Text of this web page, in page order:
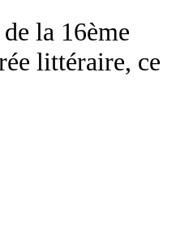
la 16ème
littéraire, ce